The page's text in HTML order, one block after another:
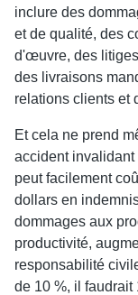
inclure des
et de qualité, des
d'œuvre, des
des livraisons
relations clients et
Et cela ne prend
accident
peut facilement
dollars en
dommages aux
productivité,
responsabilité
de 10 %, il